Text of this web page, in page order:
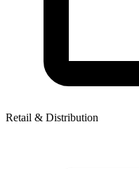
Retail & Distribution